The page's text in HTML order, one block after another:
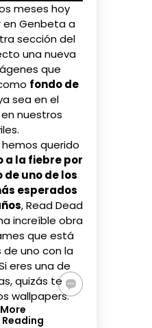
meses hoy
Genbeta a
sección del
una nueva
que
fondo de
sea en el
nuestros
querido
a la fiebre por
uno de los
esperados
,Read Dead
increíble obra
que está
uno con la
eres una de
quizás te
wallpapers.